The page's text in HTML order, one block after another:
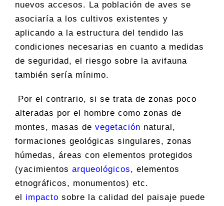
nuevos accesos. La población de aves se
asociaría a los cultivos existentes y
aplicando a la estructura del tendido las
condiciones necesarias en cuanto a medidas
de seguridad, el riesgo sobre la avifauna
también sería mínimo.
Por el contrario, si se trata de zonas poco
alteradas por el hombre como zonas de
montes, masas de vegetación natural,
formaciones geológicas singulares, zonas
húmedas, áreas con elementos protegidos
(yacimientos arqueológicos, elementos
etnográficos, monumentos) etc.
el impacto sobre la calidad del paisaje puede